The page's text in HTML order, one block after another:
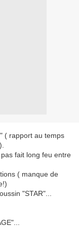
( rapport au temps
fait long feu entre
( manque de
"STAR"...